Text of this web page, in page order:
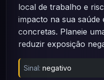
local de trabalho e
impacto na sua saúde
concretas. Planeie
reduzir exposição
Sinal: negativo